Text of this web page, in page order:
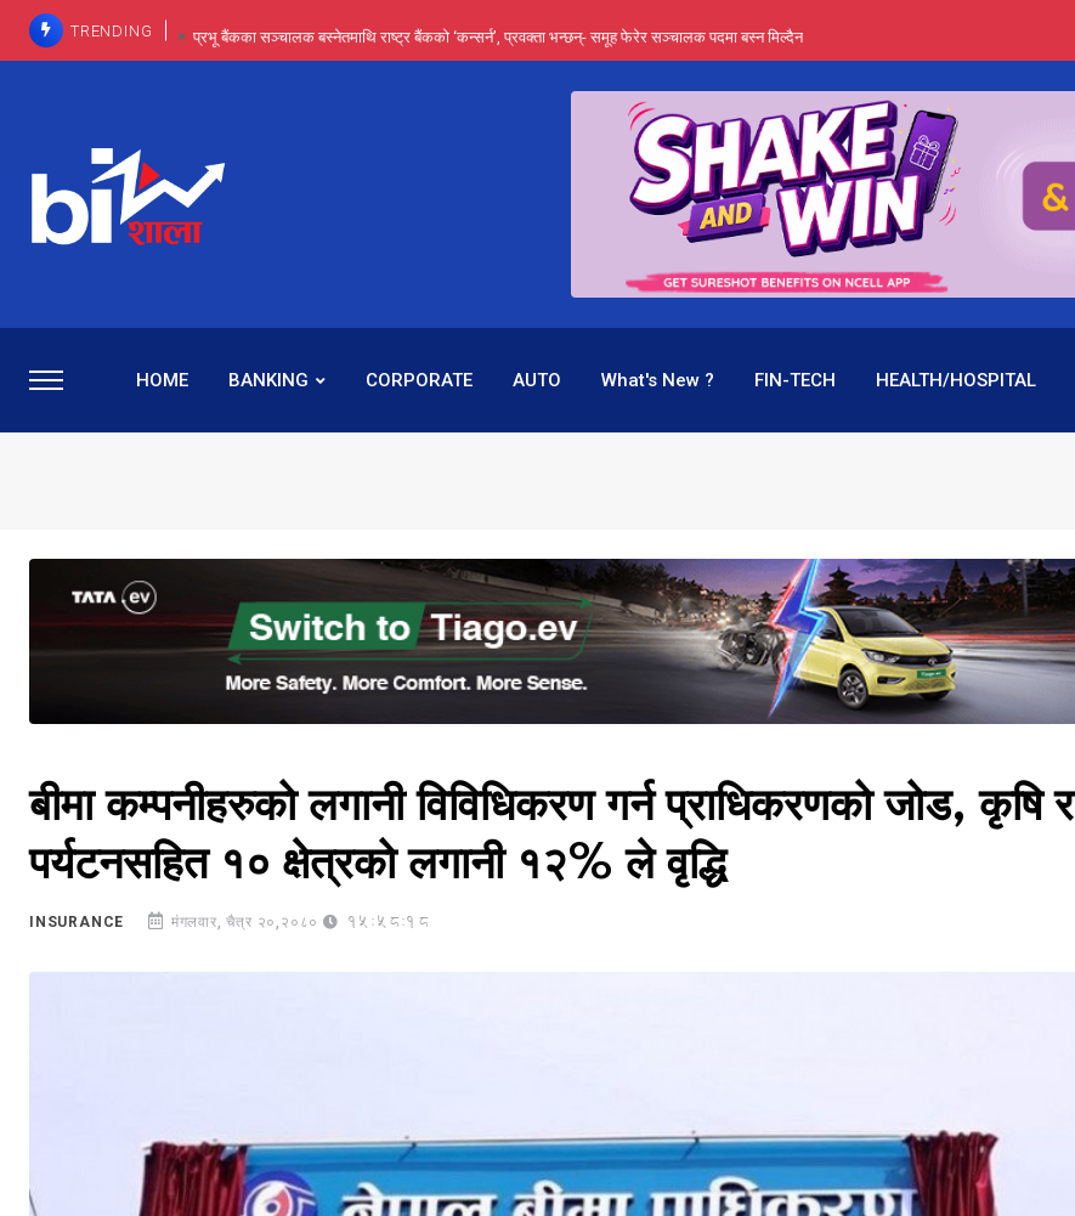
TRENDING प्रभू बैंकका सञ्चालक बस्नेतमाथि राष्ट्र बैंकको ‘कन्सर्न’, प्रवक्ता भन्छन्- समूह फेरेर सञ्चालक पदमा बस्न मिल्दैन
प्रभू बैंकमा सेञ्चुरीबाट आएका कर्मचारीमाथि हदैसम्मको विभेदः एउटै पदमा दुई थरि तलब, वर्षमै ९२ हजार घाटा !
कमाइमा गरिमाको दमदार छलाङ, सेयरधनीलाई २० प्रतिशत लाभांश दिने क्षमता
प्रभु बैंकमा रमिता : सर्वसाधारणबाट छिरेका बस्नेत संस्थापक बनेर निरन्तर, राष्ट्र बैंक किन मौन ?
HOME BANKING CORPORATE AUTO What's New ? FIN-TECH HEALTH/HOSPITAL
बीमा कम्पनीहरुको लगानी विविधिकरण गर्न प्राधिकरणको जोड, कृषि र
पर्यटनसहित १० क्षेत्रको लगानी १२% ले वृद्धि
INSURANCE मंगलवार, चैत्र २०,२०८० 15:58:18